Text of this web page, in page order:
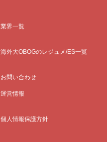
業界一覧
海外大OBOGのレジュメ/ES一覧
お問い合わせ
運営情報
個人情報保護方針